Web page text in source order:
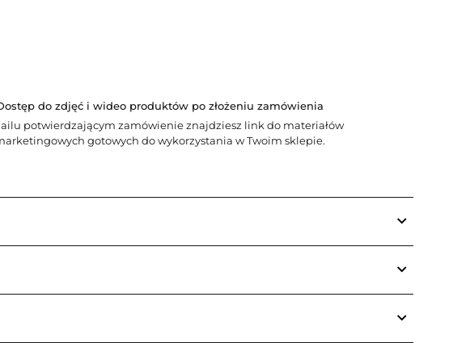
do zdjęć i wideo produktów po złożeniu zamówienia
potwierdzającym zamówienie znajdziesz link do materiałów
gotowych do wykorzystania w Twoim sklepie.